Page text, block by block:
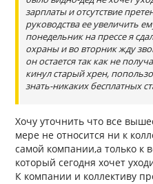
зарплаты и отсутствие
руководства ее увеличить
понедельник на прессе я
охраны и во вторник жду
он остается так как не
кинул старый хрен,
знать-никаких бесплатных
Хочу уточнить что все
мере не относится ни к
самой компании,а только к
который сегодня хочет
К компании и коллективу